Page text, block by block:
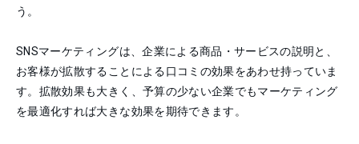
う。
SNSマーケティングは、企業による商品・サービスの説明と、
お客様が拡散することによる口コミの効果をあわせ持っていま
す。拡散効果も大きく、予算の少ない企業でもマーケティング
を最適化すれば大きな効果を期待できます。